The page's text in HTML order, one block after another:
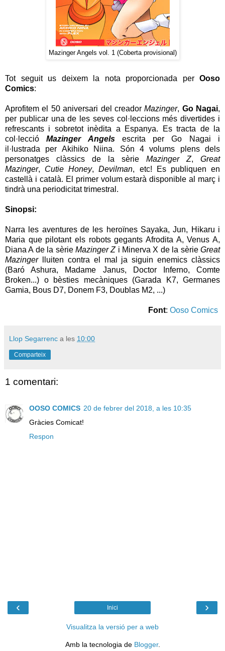
Mazinger Angels vol. 1 (Coberta provisional)
Tot seguit us deixem la nota proporcionada per Ooso
Comics:
Aprofitem el 50 aniversari del creadorMazinger, Go Nagai,
per publicar una de les seves col·leccions més divertides i
refrescants i sobretot inèdita a Espanya. Es tracta de la
col·leccióMazinger Angelsescrita per Go Nagai i
il·lustrada per Akihiko Niina. Són 4 volums plens dels
personatges clàssics de la sèrie Mazinger Z, Great
Mazinger, Cutie Honey,Devilman, etc! Es publiquen en
castellà i català. El primer volum estarà disponible al març i
tindrà una periodicitat trimestral.
Sinopsi:
Narra les aventures de les heroïnes Sayaka, Jun, Hikaru i
Maria que pilotant els robots gegants Afrodita A, Venus A,
Diana A de la sèrie Mazinger Zi Minerva X de la sèrieGreat
Mazingerlluiten contra el mal ja siguin enemics clàssics
(Baró Ashura, Madame Janus, Doctor Inferno, Comte
Broken...) o bèsties mecàniques (Garada K7, Germanes
Gamia, Bous D7, Donem F3, Doublas M2, ...)
Font: Ooso Comics
Llop Segarrenc a les 10:00
Comparteix
1 comentari:
OOSO COMICS 20 de febrer del 2018, a les 10:35
Gràcies Comicat!
Respon
‹ ›
Inici
Visualitza la versió per a web
Amb la tecnologia de Blogger.